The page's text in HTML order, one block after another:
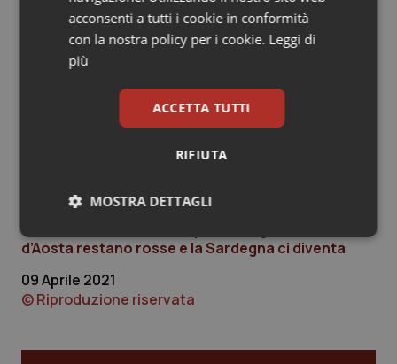
Salute orale & impianti
Sangue & coagulazione
Tumore ovarico
Tumori del Polmone & Testa Collo
Tumori gastrointestinali
Monitoraggio Covid. Rt in calo a 0,92. Sei Regioni
vanno in arancione. Campania, Puglia e Valle
d’Aosta restano rosse e la Sardegna ci diventa
09 Aprile 2021
© Riproduzione riservata
acconsenti a tutti i cookie in conformità
con la nostra policy per i cookie. Leggi di
più
ACCETTA TUTTI
RIFIUTA
MOSTRA DETTAGLI
Necessari Statistici Marketing